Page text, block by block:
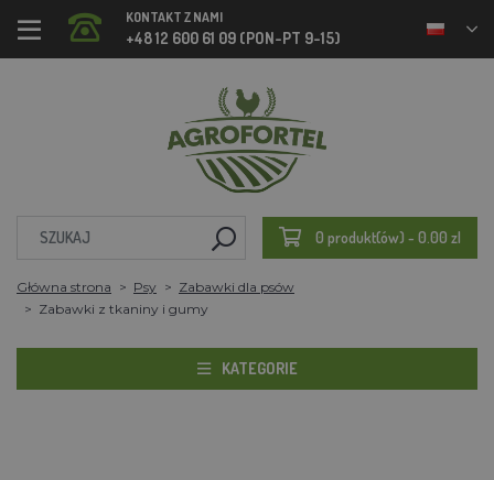
KONTAKT Z NAMI
+48 12 600 61 09 (PON-PT 9-15)
0 produkt(ów) - 0.00 zl
Główna strona Psy
Zabawki dla psów
Zabawki z tkaniny i gumy
KATEGORIE